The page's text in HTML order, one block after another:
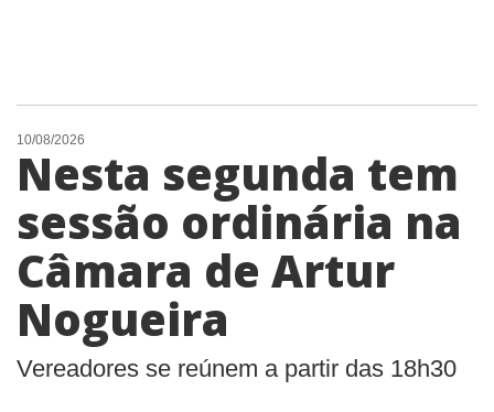
10/08/2026
Nesta segunda tem
sessão ordinária na
Câmara de Artur
Nogueira
Vereadores se reúnem a partir das 18h30